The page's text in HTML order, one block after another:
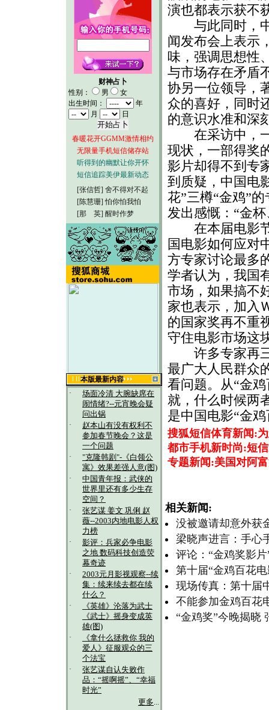
财神占卜
性别：
男
女
出生时间：
年
月
日
春暖花开GGMM激情相约
无限量手机短信储存站
听得到的幽默让你开怀
短信追踪美伊最新动态
[张信哲] 舍不得对不起
[陈慧珊] 怕你怕我怕
[那 英] 醒时作梦
本版最新内容
·
场面冷清 大腕缺席在
闹情绪?--元宵晚会疑
问出锅
·
赵本山有没有权利不
参加春节晚会？这是
一个问题
·
"克隆韩剧"-《白领公
寓》效果差强人意(图)
·
中国青年报：武侠的
世界里还有多少生存
空间？
·
张艺谋 姜文 巩俐 赵
薇--2003内地电影人权
力榜
·
影评：兵家必争电影
之地 数码科技创造荧
幕奇迹
·
2003元月影视观察--续
集：续来续去都在续
什么？
·
《英雄》沦落为武士
《武士》摇身变成英
雄(图)
·
《拿什么拯救你 我的
爱人》征服观众的三
个法宝
·
张艺谋自认失败作
品：“摇啊摇”、“幸福
时光”
更多...
演也都表示获不
与此同时，中
闻发布会上表示
味，强调思想性
与市场存在矛盾
协另一位领导，
众的喜好，同时
的意识水准和深
在采访中，一
现状，一部得奖
影片却得不到专
到质疑，中国电
花”三樽“金鸡”
发出感慨：“金
在本届电影节
国电影如何应对
方专家讨论最多
学者认为，我国
市场，如果搞不
家也表示，加入
的国家奖再不重
守住电影市场这
许多专家再三
最广大人民群众
看问题。从“金
就，什么时候两
是中国电影“金
搜狐短信体育新闻:
都市手机新时尚:短
专题新闻:美国对阿
相关新闻:
没被邀请却意外
梁晓声进言：手心
评论：“金鸡奖影
第十届“金鸡百花
现场传真：第十届
不能参加金鸡百花
“金鸡奖”今晚揭晓